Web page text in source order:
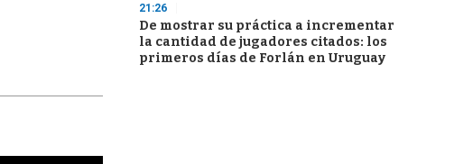
21:26
De mostrar su práctica a incrementar
la cantidad de jugadores citados: los
primeros días de Forlán en Uruguay